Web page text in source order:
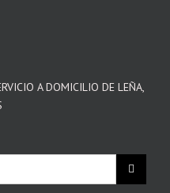
A DOMICILIO DE LEÑA,